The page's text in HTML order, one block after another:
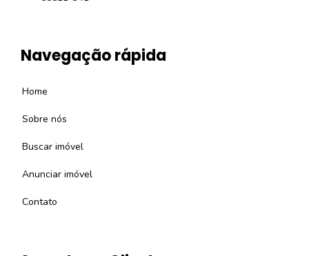
Navegação rápida
Home
Sobre nós
Buscar imóvel
Anunciar imóvel
Contato